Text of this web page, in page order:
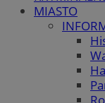
MIASTO